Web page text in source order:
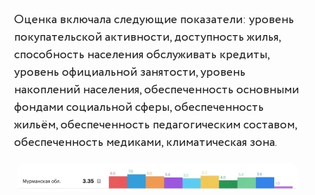
Оценка включала следующие показатели: уровень
покупательской активности, доступность жилья,
способность населения обслуживать кредиты,
уровень официальной занятости, уровень
накоплений населения, обеспеченность основными
фондами социальной сферы, обеспеченность
жильём, обеспеченность педагогическим составом,
обеспеченность медиками, климатическая зона.